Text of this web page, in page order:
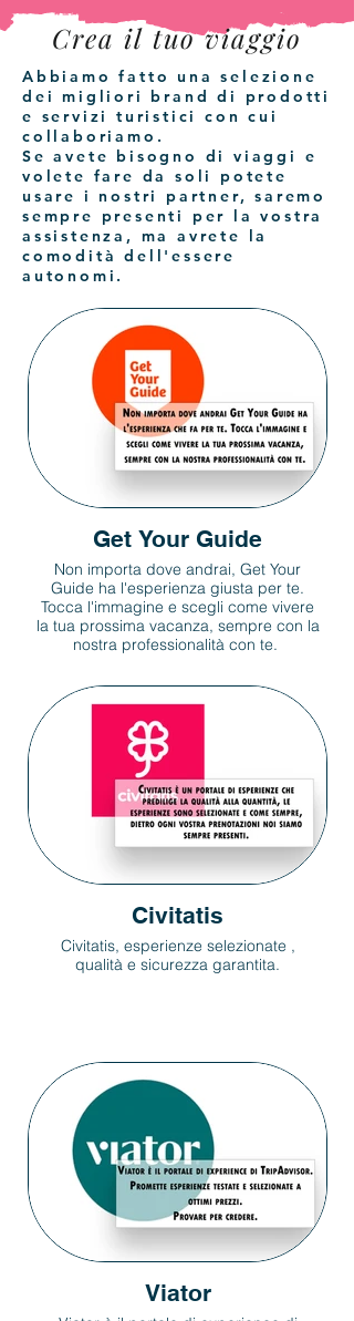
Crea il tuo viaggio
Abbiamo fatto una selezione
dei migliori brand di prodotti
e servizi turistici con cui
collaboriamo.
Se avete bisogno di viaggi e
volete fare da soli potete
usare i nostri partner, saremo
sempre presenti per la vostra
assistenza, ma avrete la
comodità dell'essere
autonomi.
Get Your Guide
Non importa dove andrai, Get Your
Guide ha l'esperienza giusta per te.
Tocca l'immagine e scegli come vivere
la tua prossima vacanza, sempre con la
nostra professionalità con te.
Civitatis
Civitatis, esperienze selezionate ,
qualità e sicurezza garantita.
Viator